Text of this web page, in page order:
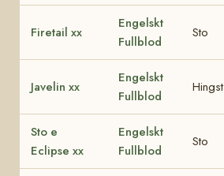
Firetail xx
Engelskt
Fullblod
Sto
Javelin xx
Engelskt
Fullblod
Hingst
Sto e
Eclipse xx
Engelskt
Fullblod
Sto